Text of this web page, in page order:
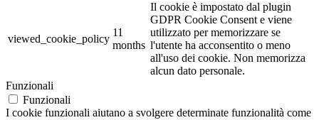
viewed_cookie_policy
11
months
Il cookie è impostato dal plugin
GDPR Cookie Consent e viene
utilizzato per memorizzare se
l'utente ha acconsentito o meno
all'uso dei cookie. Non memorizza
alcun dato personale.
Funzionali
Funzionali
I cookie funzionali aiutano a svolgere determinate funzionalità come